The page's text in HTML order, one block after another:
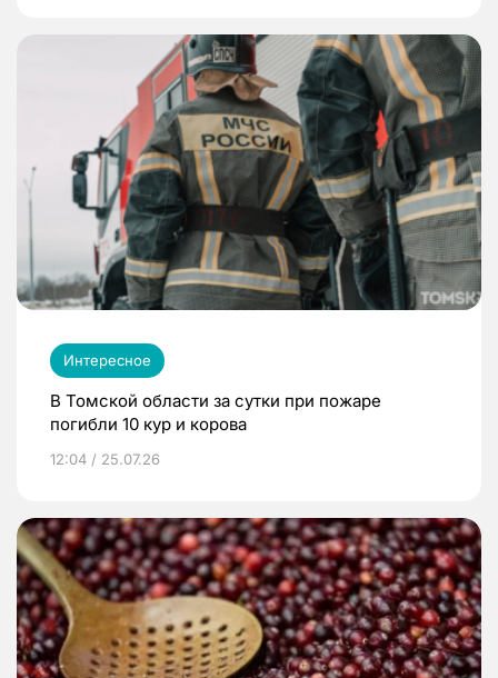
Интересное
В Томской области за сутки при пожаре
погибли 10 кур и корова
12:04 / 25.07.26